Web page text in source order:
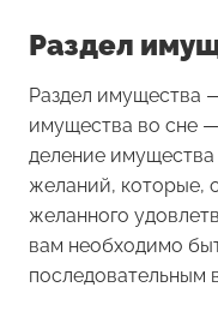
Раздел
Раздел имущества
имущества во сне
деление
желаний, которые,
желанного
вам необходимо
последовательным